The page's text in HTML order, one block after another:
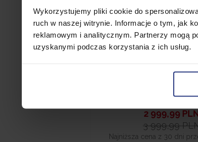
Wykorzystujemy pliki cookie do
ruch w naszej witrynie. Informacje o tym, jak
reklamowym i analitycznym. Partnerzy mogą
uzyskanymi podczas korzystania z ich usług.
Promocja
2 999,99
3 999,99
Najniższa cena z 30 dni